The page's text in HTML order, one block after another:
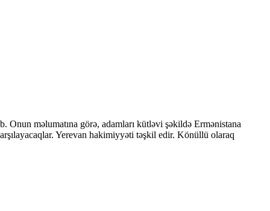
Onun məlumatına görə, adamları kütləvi şəkildə Ermənistana
Yerevan hakimiyyəti təşkil edir. Könüllü olaraq